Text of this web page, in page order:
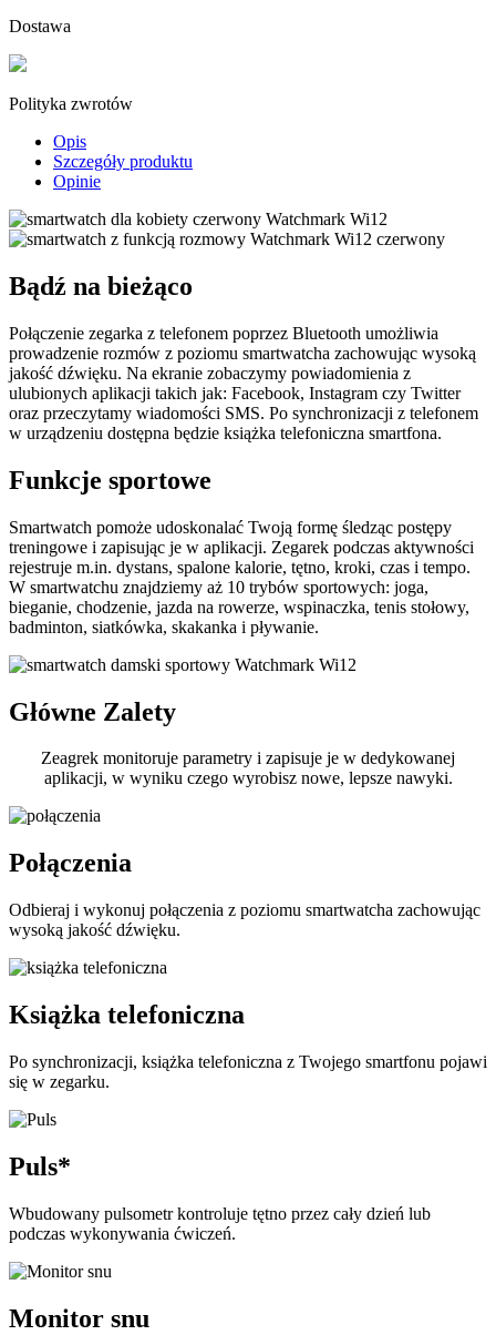
Dostawa
Polityka zwrotów
Opis
Szczegóły produktu
Opinie
Bądź na bieżąco
Połączenie zegarka z telefonem poprzez Bluetooth umożliwia
prowadzenie rozmów z poziomu smartwatcha zachowując wysoką
jakość dźwięku. Na ekranie zobaczymy powiadomienia z
ulubionych aplikacji takich jak: Facebook, Instagram czy Twitter
oraz przeczytamy wiadomości SMS. Po synchronizacji z telefonem
w urządzeniu dostępna będzie książka telefoniczna smartfona.
Funkcje sportowe
Smartwatch pomoże udoskonalać Twoją formę śledząc postępy
treningowe i zapisując je w aplikacji. Zegarek podczas aktywności
rejestruje m.in. dystans, spalone kalorie, tętno, kroki, czas i tempo.
W smartwatchu znajdziemy aż 10 trybów sportowych: joga,
bieganie, chodzenie, jazda na rowerze, wspinaczka, tenis stołowy,
badminton, siatkówka, skakanka i pływanie.
Główne Zalety
Zeagrek monitoruje parametry i zapisuje je w dedykowanej
aplikacji, w wyniku czego wyrobisz nowe, lepsze nawyki.
Połączenia
Odbieraj i wykonuj połączenia z poziomu smartwatcha zachowując
wysoką jakość dźwięku.
Książka telefoniczna
Po synchronizacji, książka telefoniczna z Twojego smartfonu pojawi
się w zegarku.
Puls*
Wbudowany pulsometr kontroluje tętno przez cały dzień lub
podczas wykonywania ćwiczeń.
Monitor snu